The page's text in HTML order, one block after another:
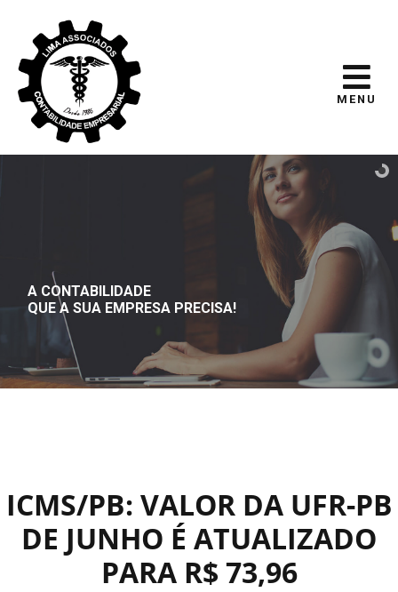
MENU
A CONTABILIDADE
QUE A SUA EMPRESA PRECISA!
ICMS/PB: VALOR DA UFR-PB
DE JUNHO É ATUALIZADO
PARA R$ 73,96